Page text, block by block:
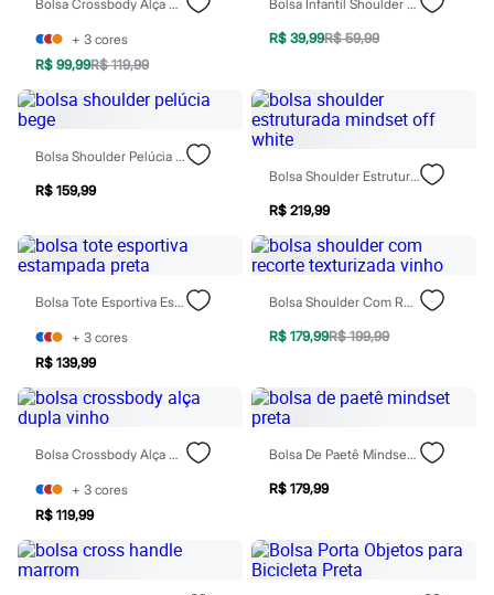
Todos os produtos
Infantil
Em alta
Arrumadinho para os meninos
Romântico para as meninas
Inverno
Novidades
Roupas menina
1 a 5 anos
10 a 16 anos
Roupas menino
0 a 24 meses
1 a 5 anos
4 a 12 anos
10 a 16 anos
Acessórios
Recém-nascido
Bolsas e Mochilas
Chapéus
Calçados
Botas
Pantufas
Rasteirinhas
Sandálias
Tênis
Diversão
Bolsa Crossbody Alça Dupla Verde
+ 3 cores
R$ 99,99R$ 119,99
Bolsa Infantil Shoulder Bag Para Celular Prata
R$ 39,99R$ 59,99
Bolsa Shoulder Pelúcia Bege
R$ 159,99
Bolsa Shoulder Estruturada Mindset Off White
R$ 219,99
Bolsa Tote Esportiva Estampada Preta
+ 3 cores
R$ 139,99
Bolsa Shoulder Com Recorte Texturizada Vinho
R$ 179,99R$ 199,99
Bolsa Crossbody Alça Dupla Vinho
+ 3 cores
R$ 119,99
Bolsa De Paetê Mindset Preta
R$ 179,99